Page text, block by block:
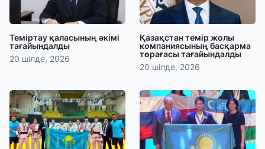
Теміртау қаласының әкімі
тағайындалды
20 шілде, 2026
Қазақстан темір жолы
компаниясының басқарма
төрағасы тағайындалды
20 шілде, 2026